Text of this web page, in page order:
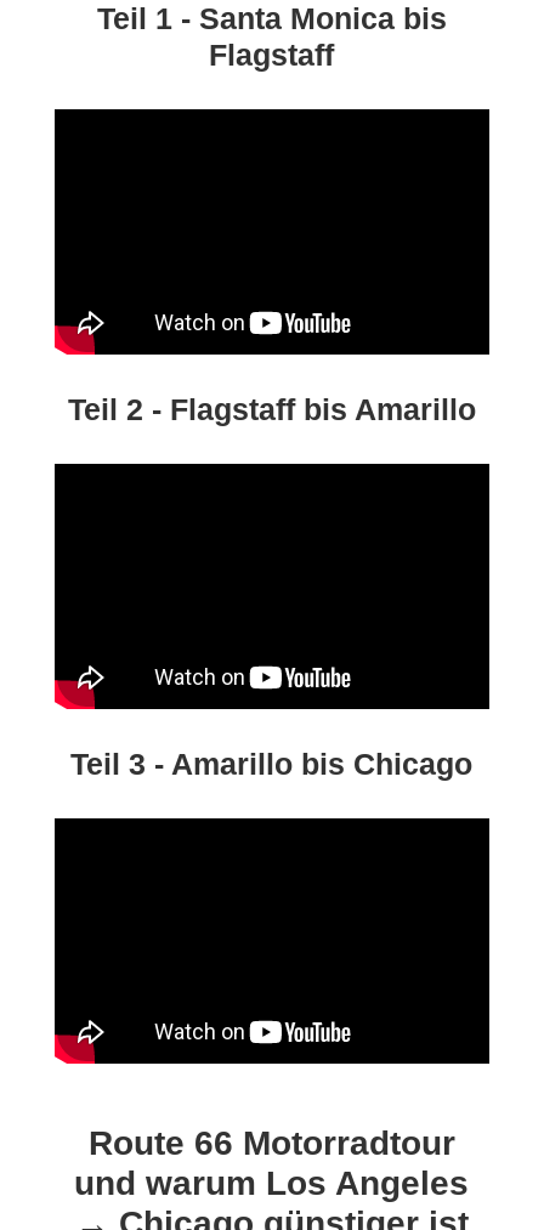
Teil 1 - Santa Monica bis
Flagstaff
Teil 2 - Flagstaff bis Amarillo
Teil 3 - Amarillo bis Chicago
Route 66 Motorradtour
und warum Los Angeles